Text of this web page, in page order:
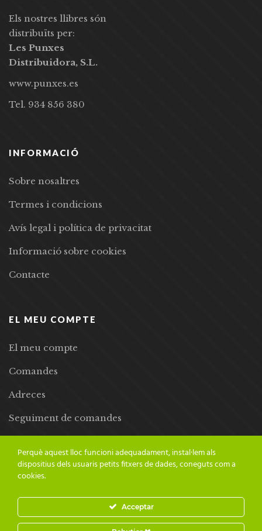
Els nostres llibres són
distribuïts per:
Les Punxes
Distribuidora, S.L.
www.punxes.es
Tel. 934 856 380
INFORMACIÓ
Sobre nosaltres
Termes i condicions
Avís legal i política de privacitat
Informació sobre cookies
Contacte
EL MEU COMPTE
El meu compte
Comandes
Adreces
Seguiment de comandes
© 2024 Adesiara Editorial | Tots els drets reservats | Preus amb
Perquè aquest lloc funcioni adequadament, instal·lem als
dispositius dels usuaris petits fitxers de dades, coneguts com a
cookies.
Acceptar